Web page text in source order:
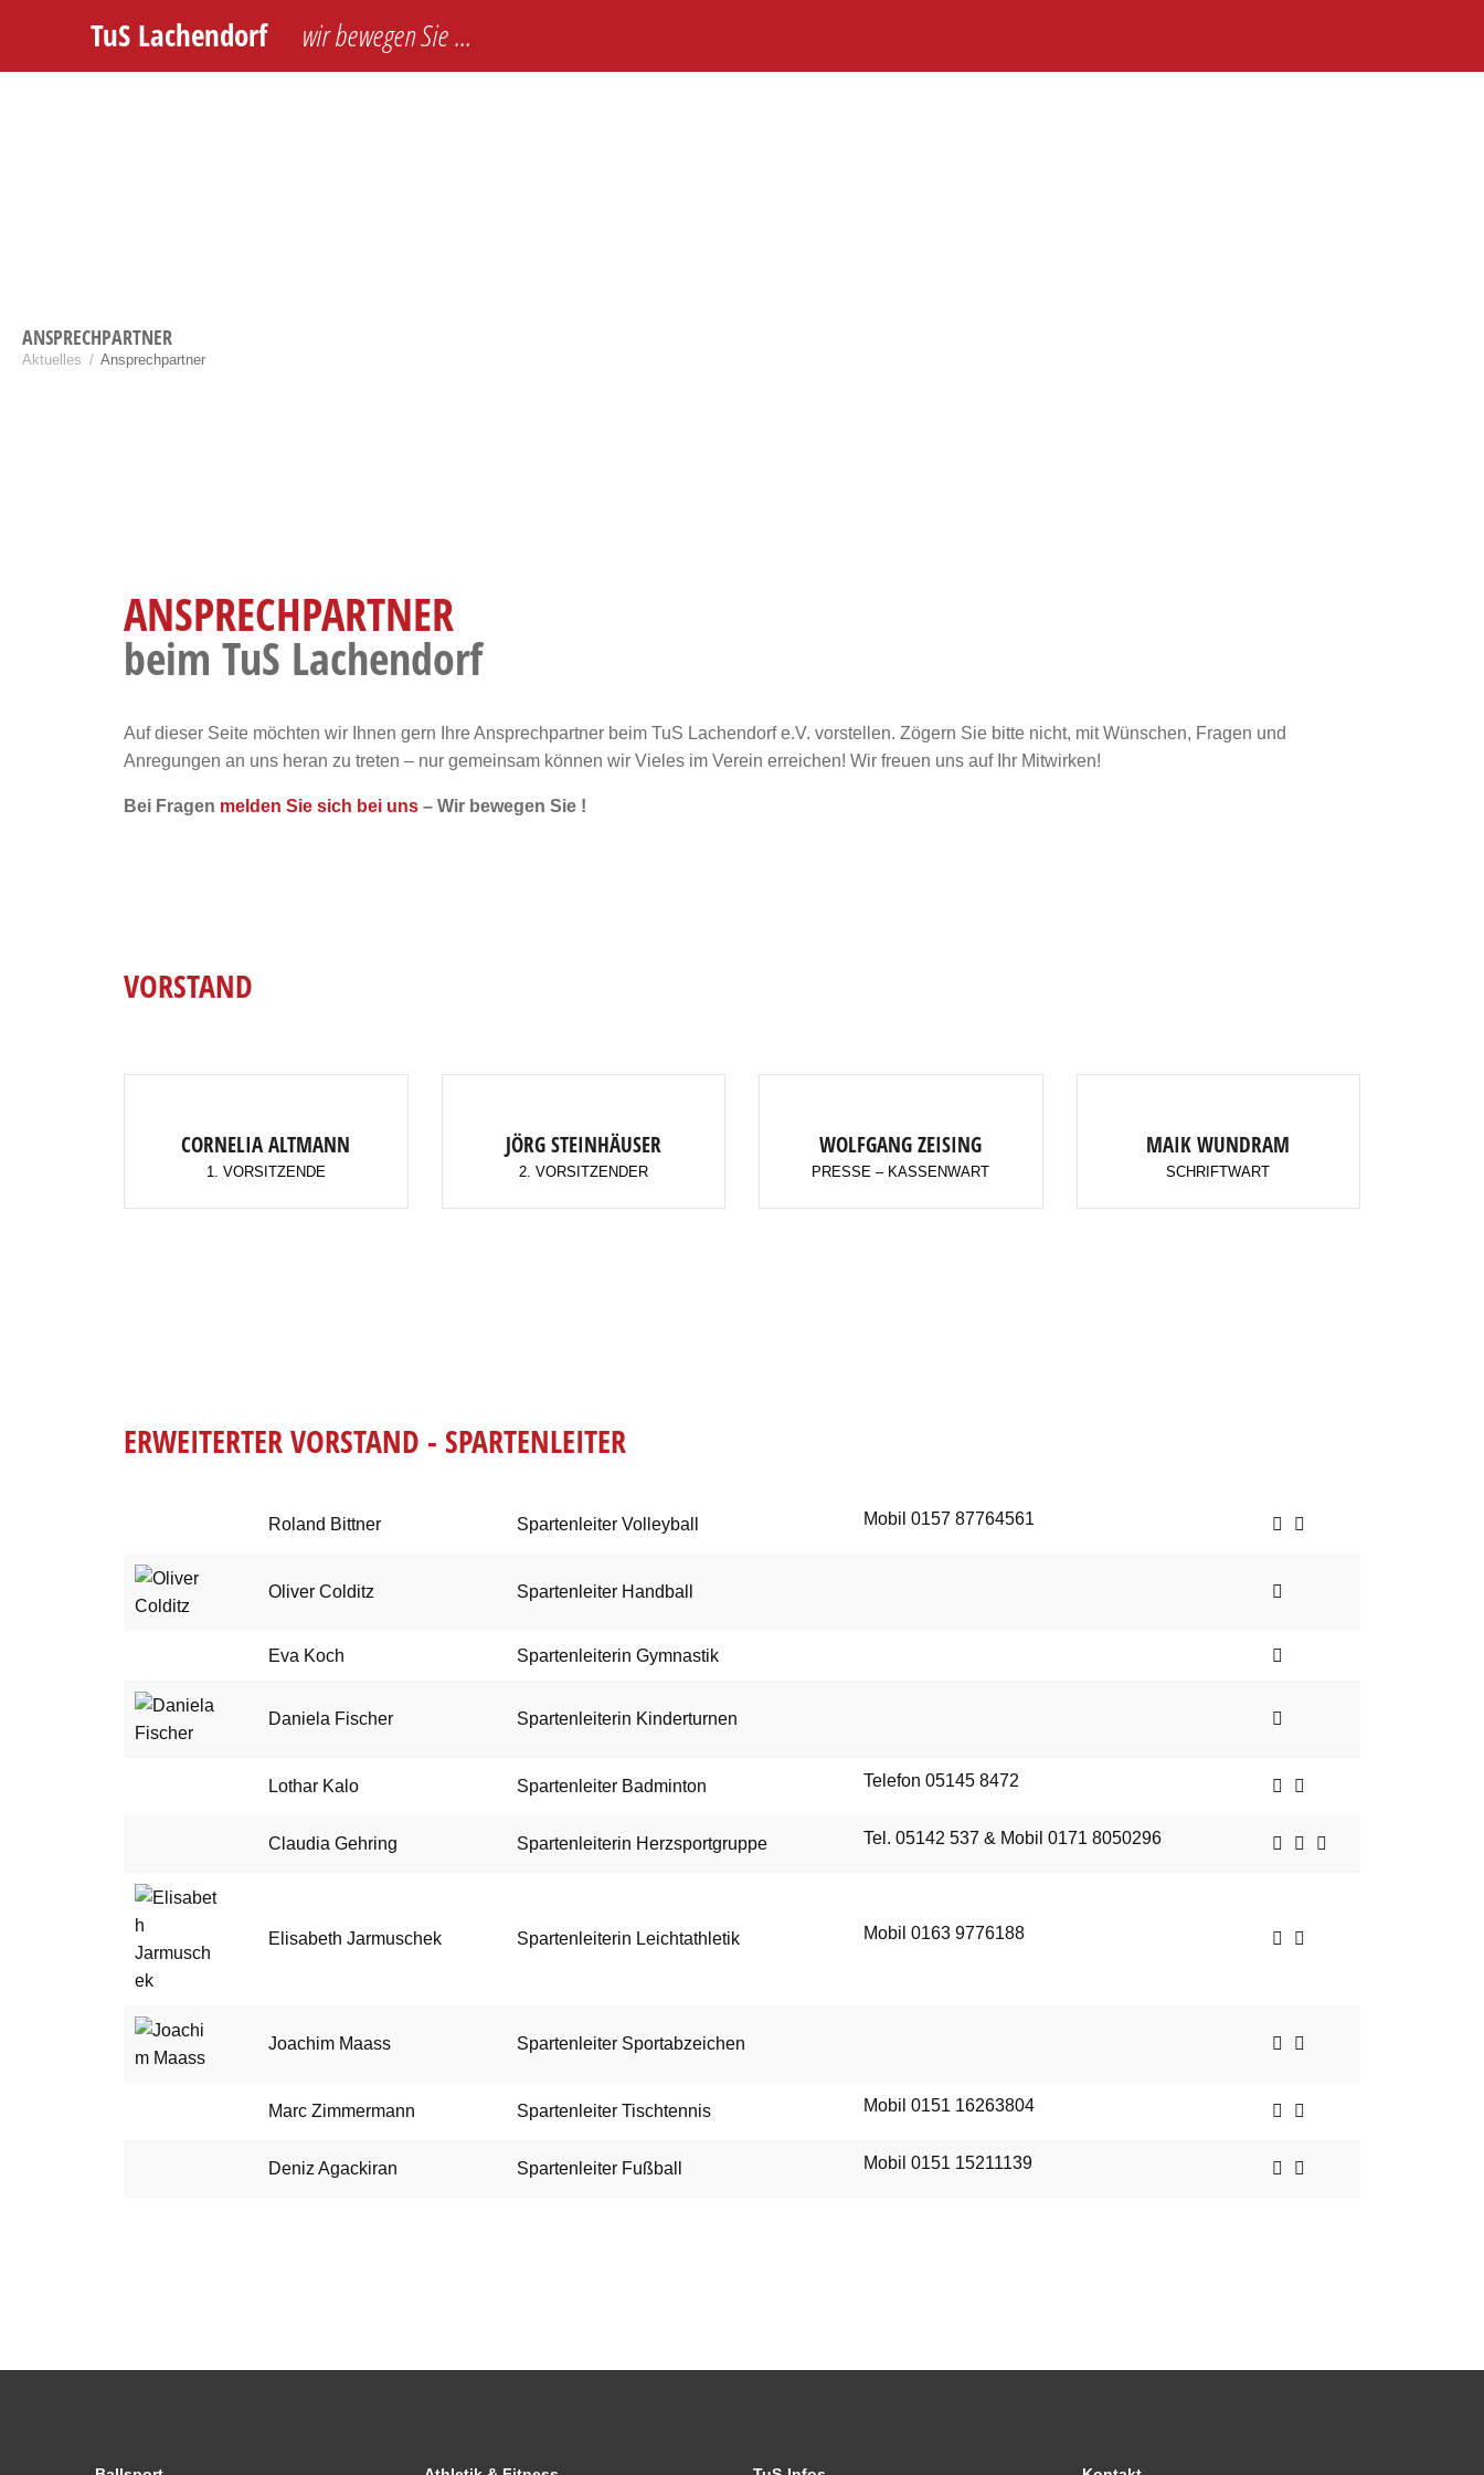
TuS Lachendorf wir bewegen Sie …
ANSPRECHPARTNER
Aktuelles / Ansprechpartner
ANSPRECHPARTNER
beim TuS Lachendorf
Auf dieser Seite möchten wir Ihnen gern Ihre Ansprechpartner beim TuS Lachendorf e.V. vorstellen. Zögern Sie bitte nicht, mit Wünschen, Fragen und
Anregungen an uns heran zu treten – nur gemeinsam können wir Vieles im Verein erreichen! Wir freuen uns auf Ihr Mitwirken!
Bei Fragen melden Sie sich bei uns – Wir bewegen Sie !
VORSTAND
CORNELIA ALTMANN
1. VORSITZENDE
JÖRG STEINHÄUSER
2. VORSITZENDER
WOLFGANG ZEISING
PRESSE – KASSENWART
MAIK WUNDRAM
SCHRIFTWART
ERWEITERTER VORSTAND - SPARTENLEITER
Roland Bittner Spartenleiter Volleyball Mobil 0157 87764561
Oliver Colditz Spartenleiter Handball
Eva Koch Spartenleiterin Gymnastik
Daniela Fischer Spartenleiterin Kinderturnen
Lothar Kalo Spartenleiter Badminton Telefon 05145 8472
Claudia Gehring Spartenleiterin Herzsportgruppe Tel. 05142 537 & Mobil 0171 8050296
Elisabeth Jarmuschek Spartenleiterin Leichtathletik Mobil 0163 9776188
Joachim Maass Spartenleiter Sportabzeichen
Marc Zimmermann Spartenleiter Tischtennis Mobil 0151 16263804
Deniz Agackiran Spartenleiter Fußball Mobil 0151 15211139